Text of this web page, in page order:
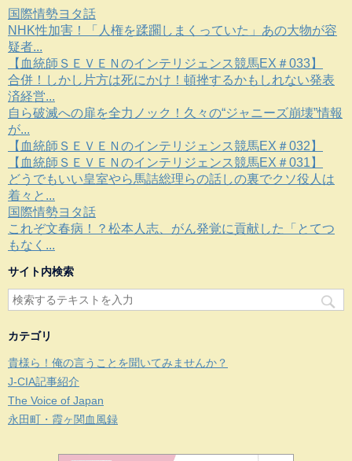
国際情勢ヨタ話
NHK性加害！「人権を蹂躙しまくっていた」あの大物が容
疑者...
【血統師ＳＥＶＥＮのインテリジェンス競馬EX＃033】
合併！しかし片方は死にかけ！頓挫するかもしれない発表
済経営...
自ら破滅への扉を全力ノック！久々の“ジャニーズ崩壊”情報
が...
【血統師ＳＥＶＥＮのインテリジェンス競馬EX＃032】
【血統師ＳＥＶＥＮのインテリジェンス競馬EX＃031】
どうでもいい皇室やら馬詰総理らの話しの裏でクソ役人は
着々と...
国際情勢ヨタ話
これぞ文春病！？松本人志、がん発覚に貢献した「とてつ
もなく...
サイト内検索
カテゴリ
貴様ら！俺の言うことを聞いてみませんか？
J-CIA記事紹介
The Voice of Japan
永田町・霞ヶ関血風録